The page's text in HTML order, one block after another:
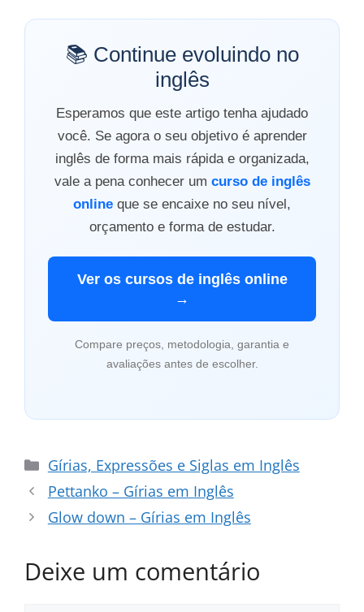
📚 Continue evoluindo no
inglês
Esperamos que este artigo tenha ajudado
você. Se agora o seu objetivo é aprender
inglês de forma mais rápida e organizada,
vale a pena conhecer um curso de inglês
online que se encaixe no seu nível,
orçamento e forma de estudar.
Ver os cursos de inglês online
→
Compare preços, metodologia, garantia e
avaliações antes de escolher.
Categorias
Gírias, Expressões e Siglas em Inglês
Pettanko – Gírias em Inglês
Glow down – Gírias em Inglês
Deixe um comentário